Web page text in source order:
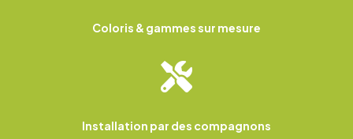
Coloris & gammes sur mesure

Installation par des compagnons